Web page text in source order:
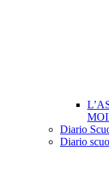
Diario
Diario